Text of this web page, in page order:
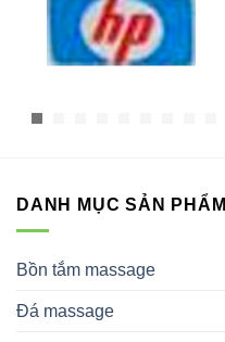
DANH MỤC SẢN PHẨM
Bồn tắm massage
Đá massage